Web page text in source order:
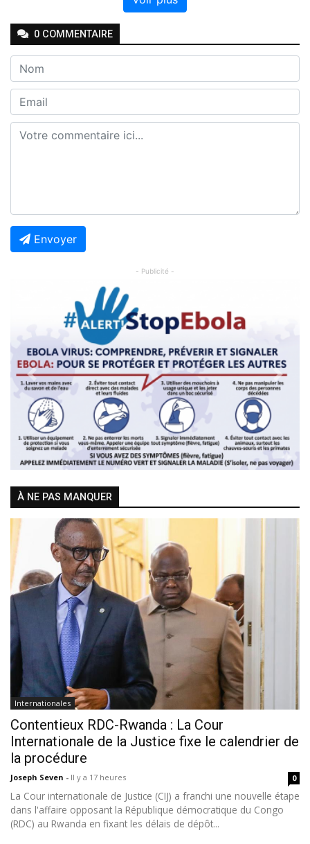
0 COMMENTAIRE
Envoyer
- Publicité -
Previous Next
À NE PAS MANQUER
Internationales
Contentieux RDC-Rwanda : La Cour
Internationale de la Justice fixe le calendrier de
la procédure
Joseph Seven - Il y a 17 heures 0
La Cour internationale de Justice (CIJ) a franchi une nouvelle étape
dans l'affaire opposant la République démocratique du Congo
(RDC) au Rwanda en fixant les délais de dépôt...